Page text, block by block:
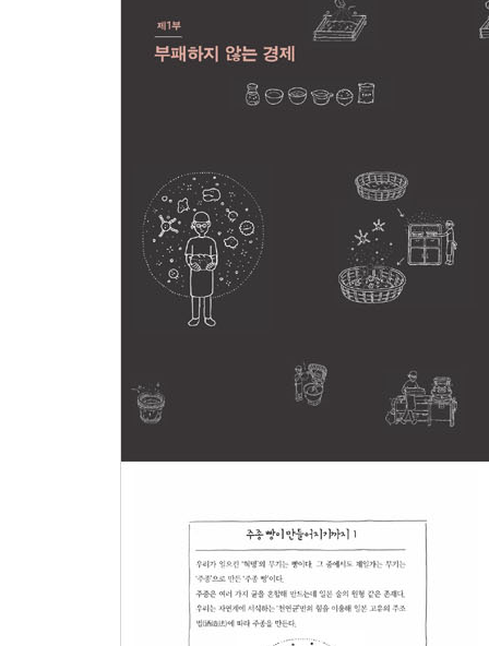
제5장 부패하지 않는 빵과 부패하지 않는 돈
자루 속 천연효모 | 첨가물 범벅 무첨가 빵 | 코를
부패하지 않는 경제 | 경제를 부패하게 하자
제1장 어서 오세요. 여기는 ‘시골빵집’입니다.
‘균’이 자라고, 아이들이 자라는 마을 | 다루마리를
제ㅈ장 균의 목소리를 들어라
‘균’과 ‘장인’의 한판 승부 | 작은 균의 위대한 힘 |
발효와 부패의 경계 | 균의 보이지 않는 손 | 균이
자란 균과 재료 | 균이 바라보는 부패하지 않는 경제
제3장 참다운 시골살이는 순환
헝가리에서 만난 진짜 음식 | 그리고…… 시골을
각오 | 빵으로 지역 ‘순환’ 만들기 | 지역통화 같은
제4장 착취하지 않는 경영형태 - 이윤 남기지 않기
시골빵집, 이제 독립이다! | 사회를 발효시키는